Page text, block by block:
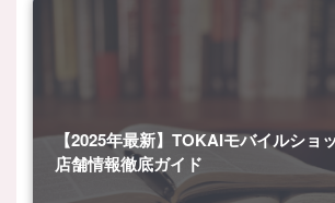
【2025年最新】TOKAIモバイルショ
店舗情報徹底ガイド